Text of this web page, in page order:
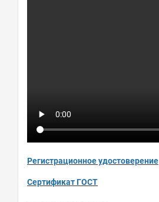
Регистрационное удостоверение
Сертификат ГОСТ